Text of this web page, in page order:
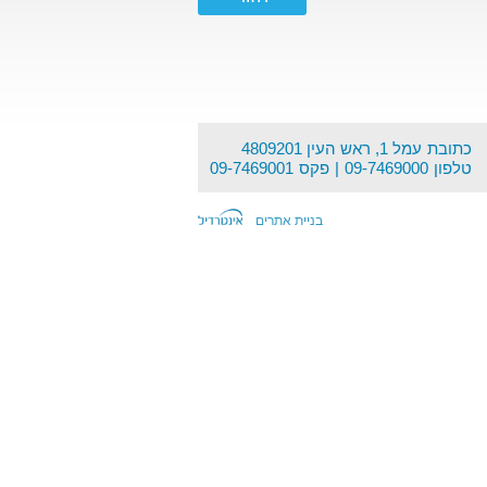
כתובת עמל 1, ראש העין 4809201
טלפון 09-7469000 פקס 09-7469001
בניית אתרים